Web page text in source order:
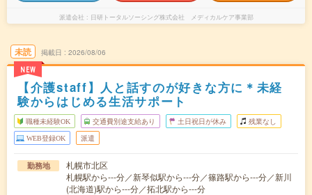
派遣会社 日研トータルソーシング株式会社 メディカルケア事業部
未読
NEW
掲載日 2026/08/06
【介護staff】人と話すのが好きな方に＊未経
験からはじめる生活サポート
職種未経験OK 交通費別途支給あり 土日祝日が休み 残業なし
WEB登録OK 派遣
勤務地
札幌市北区
札幌駅から---分／新琴似駅から---分／篠路駅から---分／新川
(北海道)駅から---分／拓北駅から---分